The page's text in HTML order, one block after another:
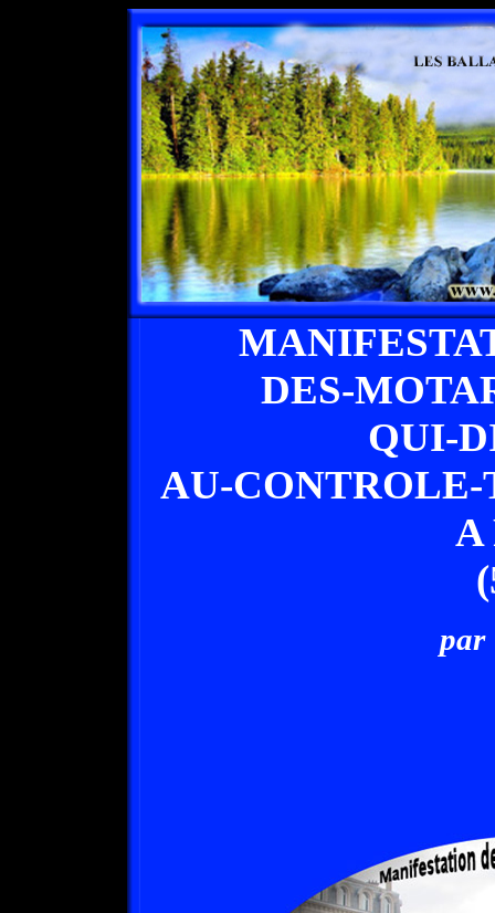
DES-
QUI-
AU-
A